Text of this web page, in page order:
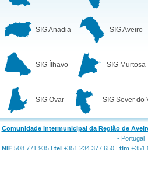
SIG Anadia SIG Aveiro
SIG Ílhavo SIG Murtosa
SIG Ovar SIG Sever do
Comunidade Intermunicipal da Região de
- Portugal
NIF508 771 935 | tel+351 234 377 650 | tlm +351